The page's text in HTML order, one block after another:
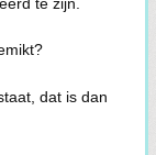
dat is dan